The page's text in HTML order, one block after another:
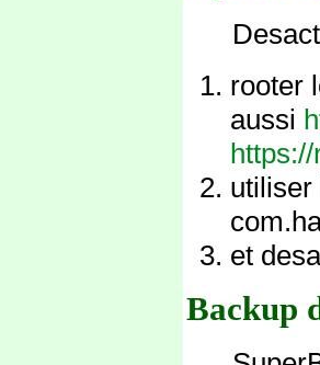
rooter
aussi
utiliser
et
Backup